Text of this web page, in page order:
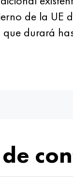
de la UE
durará